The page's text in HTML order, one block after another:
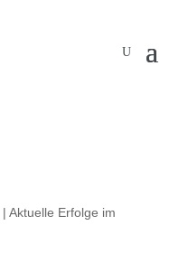
|Aktuelle Erfolge im